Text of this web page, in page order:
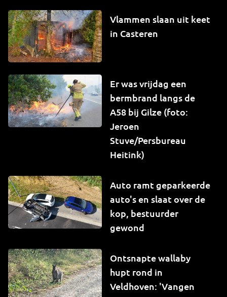
Vlammen slaan uit keet
in Casteren
Er was vrijdag een
bermbrand langs de
A58 bij Gilze (foto:
Jeroen
Stuve/Persbureau
Heitink)
Auto ramt geparkeerde
auto's en slaat over de
kop, bestuurder
gewond
Ontsnapte wallaby
hupt rond in
Veldhoven: 'Vangen